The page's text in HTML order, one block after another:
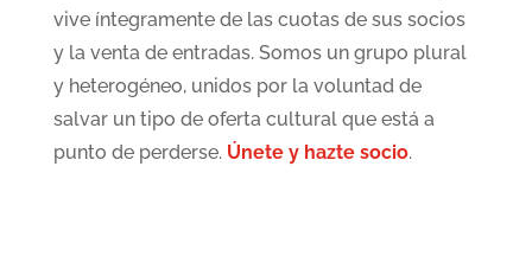
vive íntegramente de las cuotas de sus socios
y la venta de entradas. Somos un grupo plural
y heterogéneo, unidos por la voluntad de
salvar un tipo de oferta cultural que está a
punto de perderse. Únete y hazte socio.